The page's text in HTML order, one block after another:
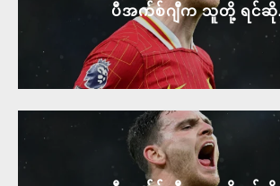
ပီအက်စ်ဂျီက သူတို့ ရင်ဆို